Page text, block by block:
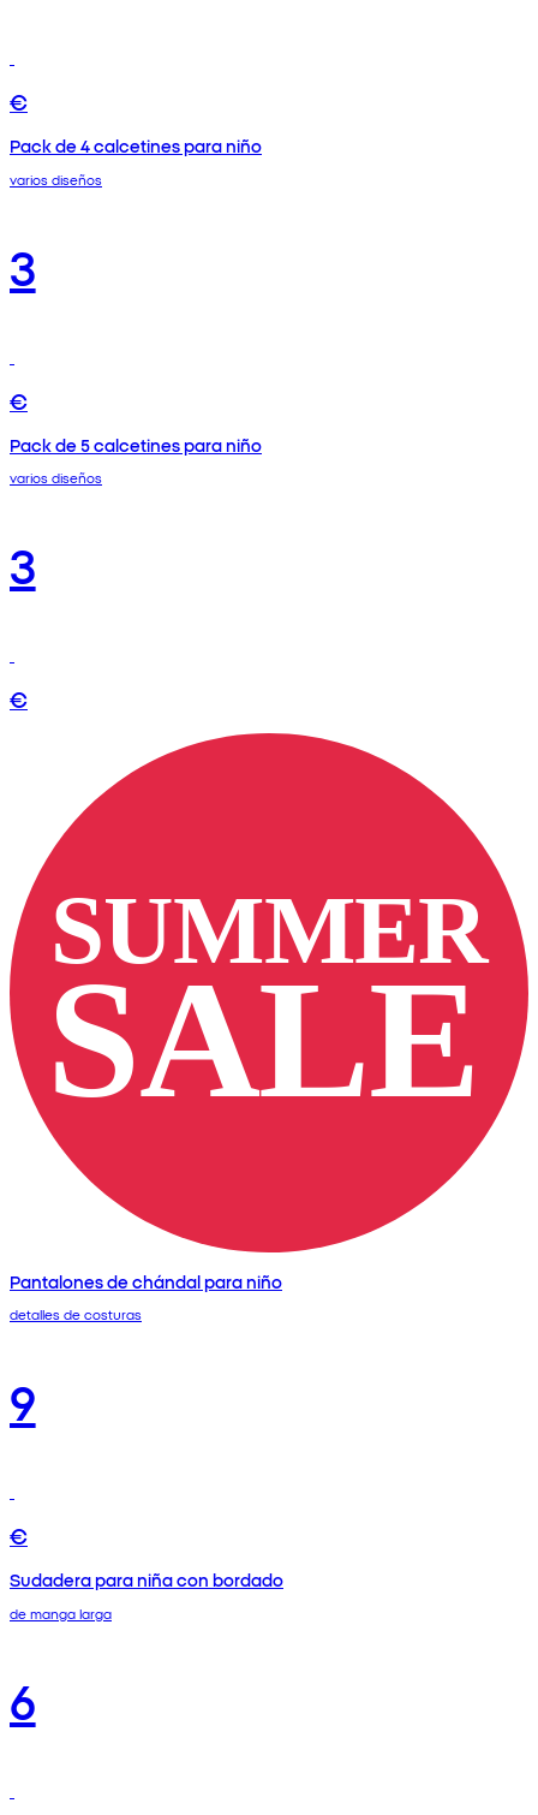
€
Pack de 4 calcetines para niño
varios diseños
3
€
Pack de 5 calcetines para niño
varios diseños
3
€
Pantalones de chándal para niño
detalles de costuras
9
€
Sudadera para niña con bordado
de manga larga
6